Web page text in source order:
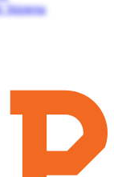
biznesu